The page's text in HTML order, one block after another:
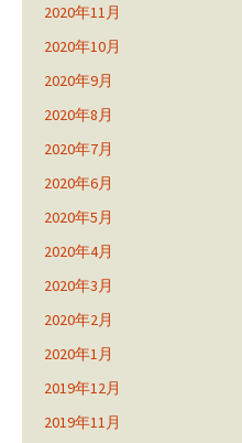
2020年11月
2020年10月
2020年9月
2020年8月
2020年7月
2020年6月
2020年5月
2020年4月
2020年3月
2020年2月
2020年1月
2019年12月
2019年11月